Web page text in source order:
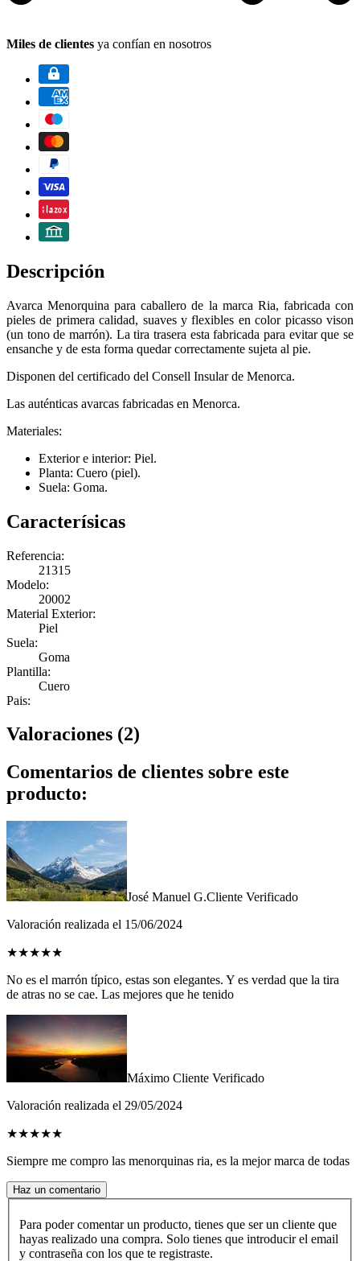
Miles de clientes ya confían en nosotros
Descripción
Avarca Menorquina para caballero de la marca Ria, fabricada con
pieles de primera calidad, suaves y flexibles en color picasso vison
(un tono de marrón). La tira trasera esta fabricada para evitar que se
ensanche y de esta forma quedar correctamente sujeta al pie.
Disponen del certificado del Consell Insular de Menorca.
Las auténticas avarcas fabricadas en Menorca.
Materiales:
Exterior e interior: Piel.
Planta: Cuero (piel).
Suela: Goma.
Caracterísicas
Referencia:
21315
Modelo:
20002
Material Exterior:
Piel
Suela:
Goma
Plantilla:
Cuero
Pais:
Valoraciones (2)
Comentarios de clientes sobre este
producto:
José Manuel G.Cliente Verificado
Valoración realizada el 15/06/2024
★★★★★
No es el marrón típico, estas son elegantes. Y es verdad que la tira
de atras no se cae. Las mejores que he tenido
Máximo Cliente Verificado
Valoración realizada el 29/05/2024
★★★★★
Siempre me compro las menorquinas ria, es la mejor marca de todas
Haz un comentario
Para poder comentar un producto, tienes que ser un cliente que
hayas realizado una compra. Solo tienes que introducir el email
y contraseña con los que te registraste.